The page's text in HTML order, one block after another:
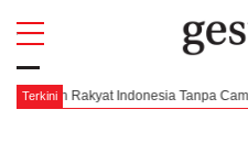
Terkini
Tanpa Campur Tangan Asing
All